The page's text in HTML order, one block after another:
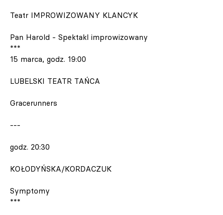
Teatr IMPROWIZOWANY KLANCYK
Pan Harold - Spektakl improwizowany
***
15 marca, godz. 19:00
LUBELSKI TEATR TAŃCA
Gracerunners
---
godz. 20:30
KOŁODYŃSKA/KORDACZUK
Symptomy
***